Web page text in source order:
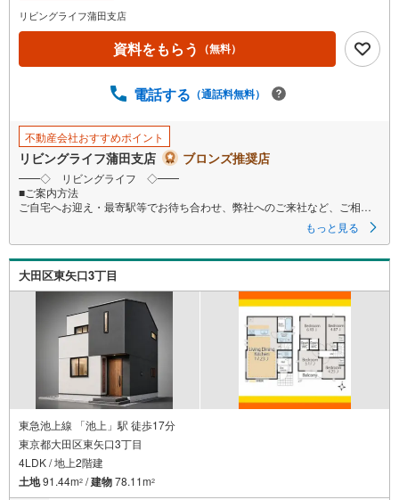
リビングライフ蒲田支店
資料をもらう （無料）
電話する （通話料無料）
不動産会社おすすめポイント
リビングライフ蒲田支店 ブロンズ推奨店
━━◇ リビングライフ ◇━━
■ご案内方法
ご自宅へお迎え・最寄駅等でお待ち合わせ、弊社へのご来社など、ご相談
くださいませ。ご希望があれば周辺環境、お客様の希望に合わせた物件な
■ご予約方法
事前に鍵の手配が必要な場合がありますので、お早目にご連絡をいただけ
ると、ご案内がスムーズです。
■資金のご相談もお気軽にどうぞ！
ライフプラン作成や住宅ローンはどこの銀行がいい？適切な借入額は？な
どご質問にもFPがしっかりとお答えいたします
■キッズスペースもご用意
お子様が退屈しないよう、DVD、おもちゃ、絵本などキッズスペースも充
実させておりますので、ご安心下さい
■お客様駐車場をご用意しております
詳しくはスタッフよりお伝えさせて頂きます
弊社が会員様のみにご提供する先行公開物件も多数ご提案いたします。ホ
ームページにて会員登録ください
もっと見る
大田区東矢口3丁目
東急池上線 「池上」駅 徒歩17分
東京都大田区東矢口3丁目
4LDK / 地上2階建
土地91.44m2 /建物78.11m2